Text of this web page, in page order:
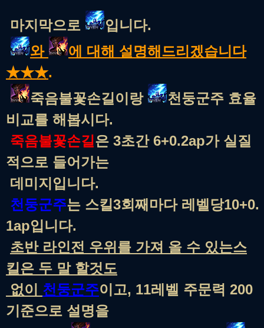
마지막으로
입니다.
와
에 대해 설명해드리겠습니다
★★★.
죽음불꽃손길이랑
천둥군주 효율
비교를 해봅시다.
죽음불꽃손길 은 3초간 6+0.2ap가 실질
적으로 들어가는
데미지입니다.
천둥군주는 스킬3회째마다 레벨당10+0.
1ap입니다.
초반 라인전 우위를 가져 올 수 있는스
킬은 두 말 할것도
없이 천둥군주이고, 11레벨 주문력 200
기준으로 설명을